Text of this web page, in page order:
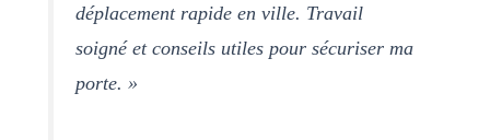
déplacement rapide en ville. Travail
soigné et conseils utiles pour sécuriser ma
porte. »